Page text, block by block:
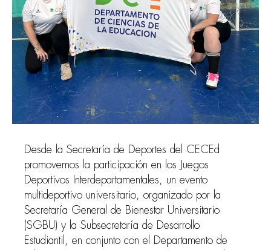
Desde la Secretaría de Deportes del CECEd
promovemos la participación en los Juegos
Deportivos Interdepartamentales, un evento
multideportivo universitario, organizado por la
Secretaría General de Bienestar Universitario
(SGBU) y la Subsecretaría de Desarrollo
Estudiantil, en conjunto con el Departamento de